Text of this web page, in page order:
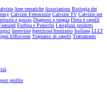
Aree tematicheAssociazioni Biologia dei
Calvizie Femminile Calvizie TV Calvizie.net
e gossip Diagnosi e terapia Dieta e capelli
Forfora e Pidocchi I migliori prodotti
Interviste Ipertricosi/Irsutismo Isolinea LLLT
Effluvium Trapianto di capelli Trattamenti
profilo